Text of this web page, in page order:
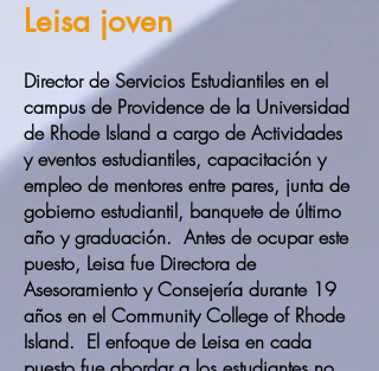
Leisa joven
Director de Servicios Estudiantiles en el
campus de Providence de la Universidad
de Rhode Island a cargo de Actividades
y eventos estudiantiles, capacitación y
empleo de mentores entre pares, junta de
gobierno estudiantil, banquete de último
año y graduación. Antes de ocupar este
puesto, Leisa fue Directora de
Asesoramiento y Consejería durante 19
años en el Community College of Rhode
Island. El enfoque de Leisa en cada